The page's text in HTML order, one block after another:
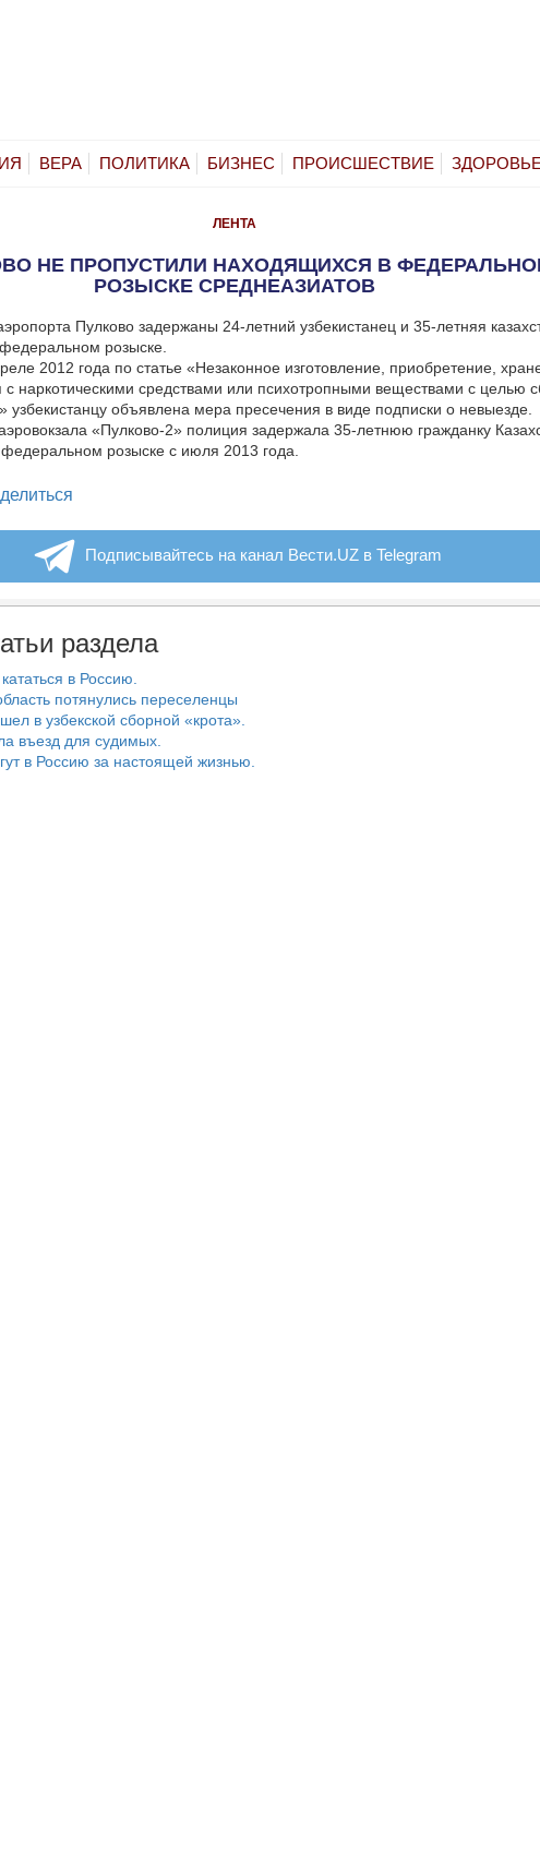
ВЕРА ПОЛИТИКА БИЗНЕС ПРОИСШЕСТВИЕ ЗДОРОВЬЕ
ЛЕНТА
НЕ ПРОПУСТИЛИ НАХОДЯЩИХСЯ В
РОЗЫСКЕ СРЕДНЕАЗИАТОВ
Пулково задержаны 24-летний узбекистанец и 35-летняя
розыске.
2012 года по статье «Незаконное изготовление, приобретение,
с наркотическими средствами или психотропными веществами с целью
узбекистанцу объявлена мера пресечения в виде подписки о невыезде.
«Пулково-2» полиция задержала 35-летнюю гражданку
розыске с июля 2013 года.
Подписывайтесь на канал Вести.UZ в Telegram
раздела
в Россию.
потянулись переселенцы
в узбекской сборной «крота».
въезд для судимых.
в Россию за настоящей жизнью.